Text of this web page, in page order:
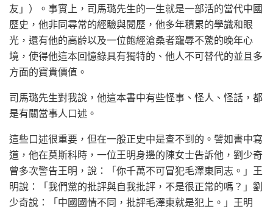
友」）。事實上，司馬璐先生的一生就是一部活的當代中國
歷史，他非同尋常的經驗與閱歷，他多年積累的學識和眼
光，還有他的高齡以及一位飽經滄桑者寵辱不驚的晚年心
境，使得他這本回憶錄具有獨特的、他人不可替代的並且多
方面的寶貴價值。
司馬璐先生對我說，他這本書中有些怪事、怪人、怪話，都
是有關當事人口述。
這些口述很重要，但在一般正史中是查不到的。譬如書中寫
道，他在莫斯科時，一位王明身邊的陳女士告訴他，劉少奇
曾多次警告王明，說：「你千萬不可冒犯毛澤東同志。」王
明說：「我們黨的批評與自我批評，不是很正常的嗎？」劉
少奇說：「中國國情不同，批評毛澤東就是犯上。」王明